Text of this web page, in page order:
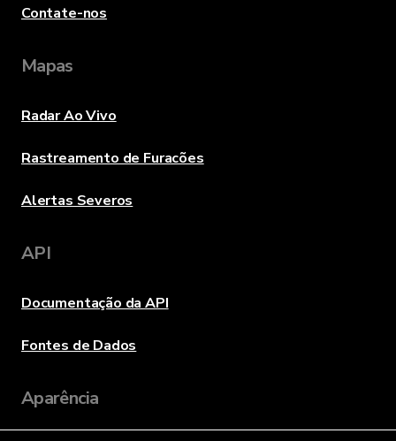
Contate-nos
Mapas
Radar Ao Vivo
Rastreamento de Furacões
Alertas Severos
API
Documentação da API
Fontes de Dados
Aparência